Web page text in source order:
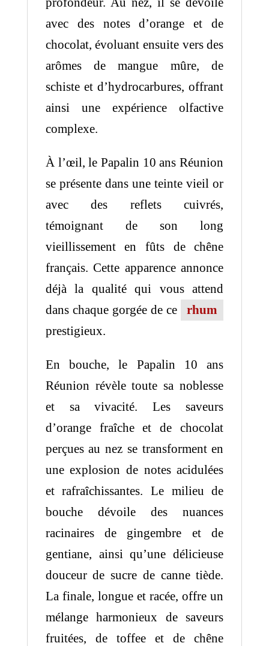
avec des notes d’orange et de
chocolat, évoluant ensuite vers des
arômes de mangue mûre, de
schiste et d’hydrocarbures, offrant
ainsi une expérience olfactive
complexe.
À l’œil, le Papalin 10 ans Réunion
se présente dans une teinte vieil or
avec des reflets cuivrés,
témoignant de son long
vieillissement en fûts de chêne
français. Cette apparence annonce
déjà la qualité qui vous attend
dans chaque gorgée de ce
rhum
prestigieux.
En bouche, le Papalin 10 ans
Réunion révèle toute sa noblesse
et sa vivacité. Les saveurs
d’orange fraîche et de chocolat
perçues au nez se transforment en
une explosion de notes acidulées
et rafraîchissantes. Le milieu de
bouche dévoile des nuances
racinaires de gingembre et de
gentiane, ainsi qu’une délicieuse
douceur de sucre de canne tiède.
La finale, longue et racée, offre un
mélange harmonieux de saveurs
fruitées, de toffee et de chêne